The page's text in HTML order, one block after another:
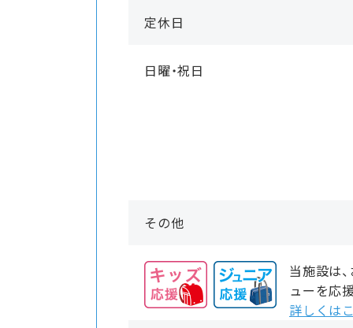
定休日
日曜・祝日
その他
当施設は
ューを応
詳しくは